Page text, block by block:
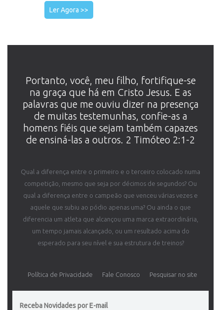
Ler Agora >>
Portanto, você, meu filho, fortifique-se
na graça que há em Cristo Jesus. E as
palavras que me ouviu dizer na presença
de muitas testemunhas, confie-as a
homens fiéis que sejam também capazes
de ensiná-las a outros. 2 Timóteo 2:1-2
Qual a diferença entre o primeiro e o terceiro colocado numa
competição, mesmo que seja por décimos de segundos? Ou
qual a diferença entre o campeão que venceu várias vezes e
aquele que subiu ao pódio apenas uma? Ou ainda o que
diferencia um atleta que alcançou uma marca extraordinária,
um tempo jamais alcançado, ou um resultado acima do
esperado para seu nível e sua estrutura de treinos?
Política de Privacidade Fale Conosco Pesquisar no site